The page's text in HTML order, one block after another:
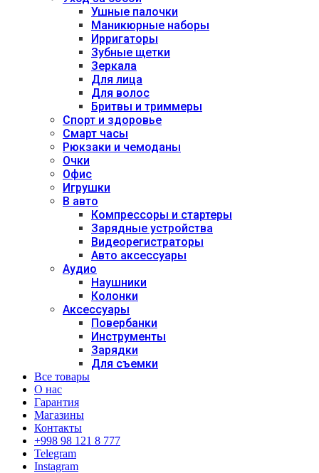
Ушные палочки
Маникюрные наборы
Ирригаторы
Зубные щетки
Зеркала
Для лица
Для волос
Бритвы и триммеры
Спорт и здоровье
Смарт часы
Рюкзаки и чемоданы
Очки
Офис
Игрушки
В авто
Компрессоры и стартеры
Зарядные устройства
Видеорегистраторы
Авто аксессуары
Аудио
Наушники
Колонки
Аксессуары
Повербанки
Инструменты
Зарядки
Для съемки
Все товары
О нас
Гарантия
Магазины
Контакты
+998 98 121 8 777
Telegram
Instagram